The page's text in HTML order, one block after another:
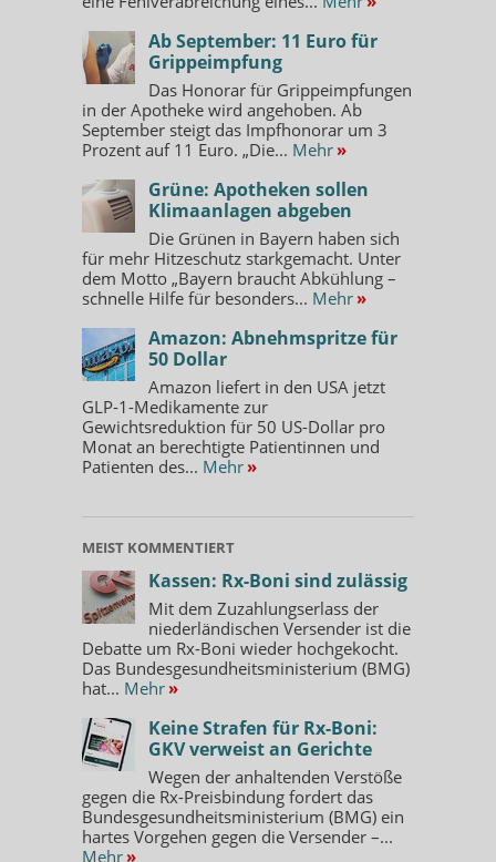
Ab September: 11 Euro für
Grippeimpfung
Das Honorar für Grippeimpfungen
in der Apotheke wird angehoben. Ab
September steigt das Impfhonorar um 3
Prozent auf 11 Euro. „Die... Mehr »
Grüne: Apotheken sollen
Klimaanlagen abgeben
Die Grünen in Bayern haben sich
für mehr Hitzeschutz starkgemacht. Unter
dem Motto „Bayern braucht Abkühlung –
schnelle Hilfe für besonders... Mehr »
Amazon: Abnehmspritze für
50 Dollar
Amazon liefert in den USA jetzt
GLP-1-Medikamente zur
Gewichtsreduktion für 50 US-Dollar pro
Monat an berechtigte Patientinnen und
Patienten des... Mehr »
MEIST KOMMENTIERT
Kassen: Rx-Boni sind zulässig
Mit dem Zuzahlungserlass der
niederländischen Versender ist die
Debatte um Rx-Boni wieder hochgekocht.
Das Bundesgesundheitsministerium (BMG)
hat... Mehr »
Keine Strafen für Rx-Boni:
GKV verweist an Gerichte
Wegen der anhaltenden Verstöße
gegen die Rx-Preisbindung fordert das
Bundesgesundheitsministerium (BMG) ein
hartes Vorgehen gegen die Versender –...
Mehr »